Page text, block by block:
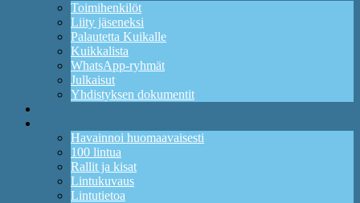
Toimihenkilöt
Liity jäseneksi
Palautetta Kuikalle
Kuikkalista
WhatsApp-ryhmät
Julkaisut
Yhdistyksen dokumentit
Havainnoi huomaavaisesti
100 lintua
Rallit ja kisat
Lintukuvaus
Lintutietoa